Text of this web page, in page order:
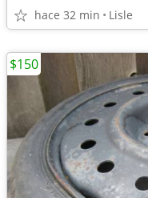
hace 32 min Lisle
$150